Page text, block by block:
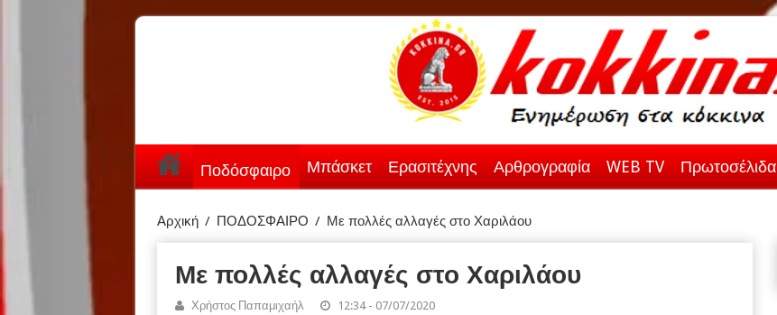
Ποδόσφαιρο Μπάσκετ Ερασιτέχνης Αρθρογραφία WEB TV Πρωτοσέλιδα
Αρχική / ΠΟΔΟΣΦΑΙΡΟ / Με πολλές αλλαγές στο Χαριλάου
Με πολλές αλλαγές στο Χαριλάου
Χρήστος Παπαμιχαήλ 12:34 - 07/07/2020